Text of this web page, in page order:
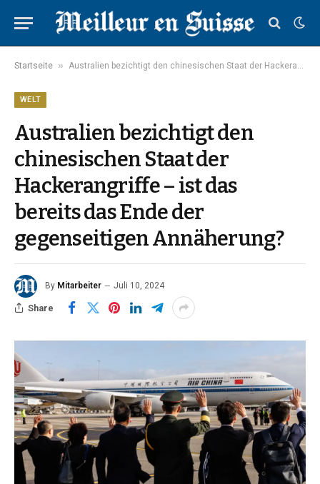
Startseite » Australien bezichtigt den chinesischen Staat der Hackerangriffe – ist das bereits das Ende der gegenseitigen Annäherung?
WELT
Australien bezichtigt den
chinesischen Staat der
Hackerangriffe – ist das
bereits das Ende der
gegenseitigen Annäherung?
By Mitarbeiter Juli 10, 2024
Share